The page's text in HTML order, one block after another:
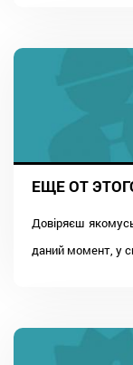
ЕЩЕ ОТ
Довіряєш
даний момент, у